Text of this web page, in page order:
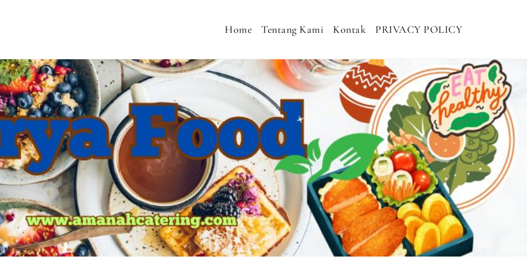
MENU SEHAT, CATERING PERNIKAHAN, JASA AQIQAH MURAH, NASI KOTAK SEHAT, NASI
Home Tentang Kami Kontak PRIVACY POLICY